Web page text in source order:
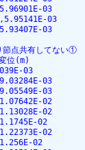
03
03
03
節点共有してない①
位(m)
03
03
03
02
02
02
02
02